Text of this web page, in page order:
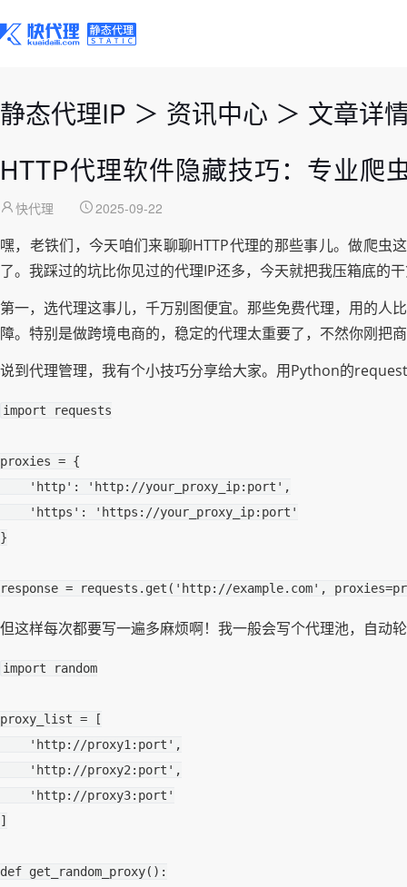
静态代理IP ＞ 资讯中心 ＞ 文章详
HTTP代理软件隐藏技巧：专业爬
快代理 2025-09-22
嘿，老铁们，今天咱们来聊聊HTTP代理的那些事儿。做爬
了。我踩过的坑比你见过的代理IP还多，今天就把我压箱底的
第一，选代理这事儿，千万别图便宜。那些免费代理，用的人
障。特别是做跨境电商的，稳定的代理太重要了，不然你刚把
说到代理管理，我有个小技巧分享给大家。用Python的
import requests
proxies = {
'http' : 'http://your_proxy_ip:port' ,
'https' :
'https://your_proxy_ip:port'
}
response = requests . get ( 'http://example.com' , proxies=
但这样每次都要写一遍多麻烦啊！我一般会写个代理池，自动
import random
proxy_list =
[
'http://proxy1:port' ,
'http://proxy2:port' ,
'http://proxy3:port'
]
def get_random_proxy():